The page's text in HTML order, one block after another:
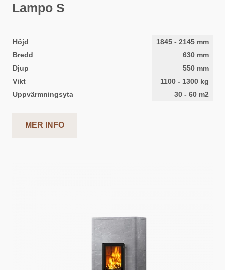
Lampo S
Höjd 1845 - 2145 mm
Bredd
630 mm
Djup
550 mm
Vikt
1100 - 1300 kg
Uppvärmningsyta
30 - 60 m2
MER INFO